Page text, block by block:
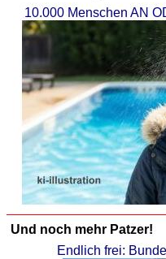
10.000 Menschen AN
Und noch mehr Patzer!
Endlich frei: